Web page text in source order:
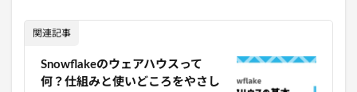
関連記事
Snowflakeのウェアハウスって
何？仕組みと使いどころをやさし